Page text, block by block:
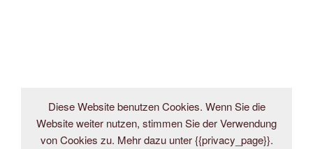
Diese Website benutzen Cookies. Wenn Sie die
Website weiter nutzen, stimmen Sie der Verwendung
von Cookies zu. Mehr dazu unter {{privacy_page}}.